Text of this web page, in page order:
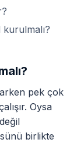
pek çok
Oysa
birlikte